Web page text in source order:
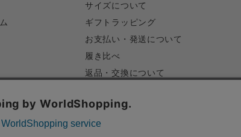
サイズについて
ギフトラッピング
お支払い・発送について
履き比べ
返品・交換について
お問い合わせ